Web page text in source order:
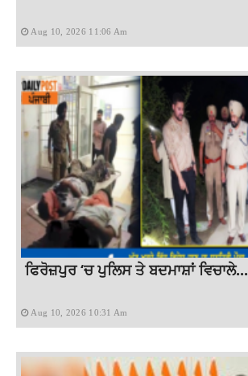
Aug 10, 2026 11:06 Am
ਫਿਰੋਜ਼ਪੁਰ ‘ਚ ਪੁਲਿਸ ਤੇ ਬਦਮਾਸ਼ਾਂ ਵਿਚਾਲੇ...
Aug 10, 2026 10:31 Am